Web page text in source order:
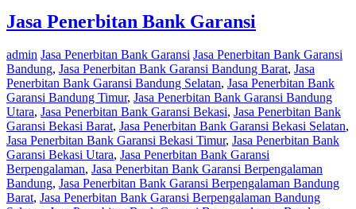
Jasa Penerbitan Bank Garansi
admin Jasa Penerbitan Bank Garansi Jasa Penerbitan Bank Garansi
Bandung, Jasa Penerbitan Bank Garansi Bandung Barat, Jasa
Penerbitan Bank Garansi Bandung Selatan, Jasa Penerbitan Bank
Garansi Bandung Timur, Jasa Penerbitan Bank Garansi Bandung
Utara, Jasa Penerbitan Bank Garansi Bekasi, Jasa Penerbitan Bank
Garansi Bekasi Barat, Jasa Penerbitan Bank Garansi Bekasi Selatan,
Jasa Penerbitan Bank Garansi Bekasi Timur, Jasa Penerbitan Bank
Garansi Bekasi Utara, Jasa Penerbitan Bank Garansi
Berpengalaman, Jasa Penerbitan Bank Garansi Berpengalaman
Bandung, Jasa Penerbitan Bank Garansi Berpengalaman Bandung
Barat, Jasa Penerbitan Bank Garansi Berpengalaman Bandung